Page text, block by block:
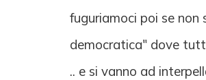
fuguriamoci poi se
democratica" dove
.. e si vanno ad